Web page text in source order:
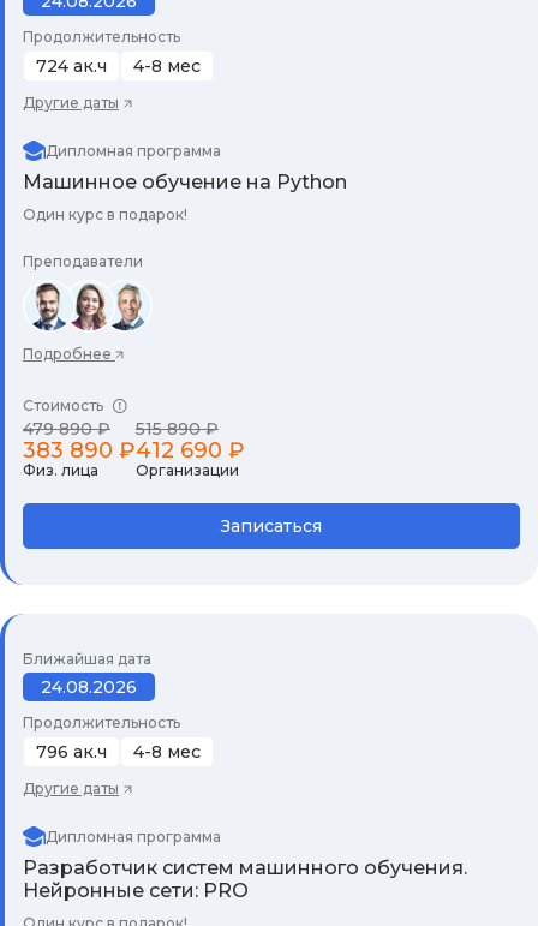
Продолжительность
724 ак.ч 4-8 мес
Другие даты
Дипломная программа
Машинное обучение на Python
Один курс в подарок!
Преподаватели
Подробнее
Стоимость
479 890 ₽
383 890 ₽
Физ. лица
515 890 ₽
412 690 ₽
Организации
Записаться
Ближайшая дата
24.08.2026
Продолжительность
796 ак.ч 4-8 мес
Другие даты
Дипломная программа
Разработчик систем машинного обучения.
Нейронные сети: PRO